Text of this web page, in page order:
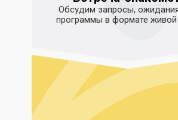
Обсудим запросы,
программы в формате